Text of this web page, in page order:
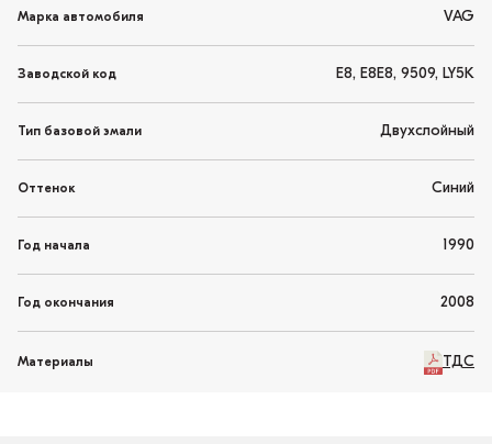
Марка автомобиля VAG
Заводской код E8, E8E8, 9509, LY5K
Тип базовой эмали Двухслойный
Оттенок Синий
Год начала 1990
Год окончания 2008
Материалы ТДС